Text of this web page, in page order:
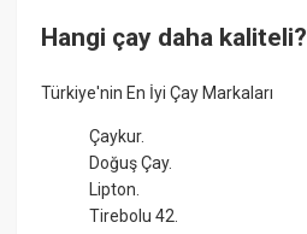
Hangi çay daha kaliteli?
Türkiye'nin En İyi Çay Markaları
Çaykur.
Doğuş Çay.
Lipton.
Tirebolu 42.